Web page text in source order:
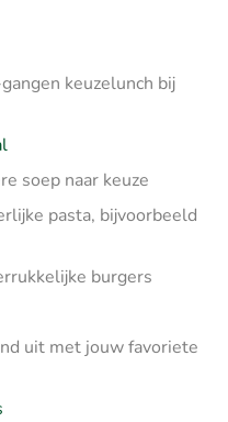
keuzelunch bij
soep naar keuze
pasta, bijvoorbeeld
burgers
uit met jouw favoriete